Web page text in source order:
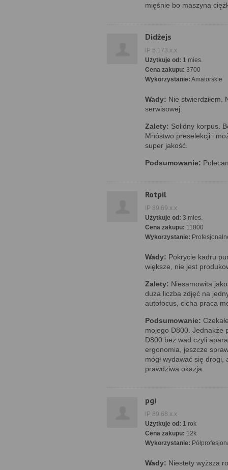
mięśnie bo maszyna
Didżejs
IP 5.173.x.x
Użytkuje od: 1 mies.
Cena zakupu: 3700
Wykorzystanie: Amatorskie
Wady: Nie stwierdziłem.
serwisowej.
Zalety: Solidny korpus.
Mnóstwo preselekcji i
super jakość.
Podsumowanie:
Rotpil
IP 89.69.x.x
Użytkuje od: 3 mies.
Cena zakupu: 11800
Wykorzystanie:
Wady: Pokrycie kadru
większe, nie jest
Zalety: Niesamowita
duża liczba zdjęć na
autofocus, cicha praca
Podsumowanie:
mojego D800. Jednakże
D800 bez wad czyli
ergonomia, jeszcze
mógł wydawać się
prawdziwa okazja.
pgi
IP 89.68.x.x
Użytkuje od: 1 rok
Cena zakupu: 12k
Wykorzystanie:
Wady: Niestety wyższa